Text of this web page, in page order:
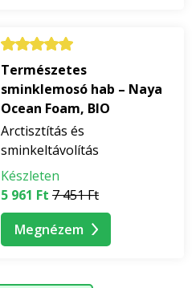
Természetes
sminklemosó hab – Naya
Ocean Foam, BIO
Arctisztítás és
sminkeltávolítás
Készleten
5 961 Ft 7 451 Ft
Megnézem